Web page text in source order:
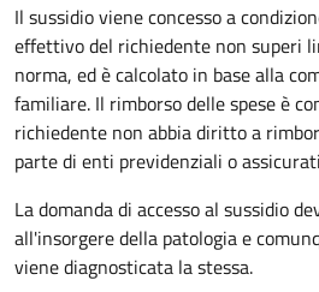
Il sussidio viene concesso a
effettivo del richiedente non superi
norma, ed è calcolato in base alla
familiare. Il rimborso delle spese è
richiedente non abbia diritto a
parte di enti previdenziali o
La domanda di accesso al sussidio
all'insorgere della patologia e
viene diagnosticata la stessa.